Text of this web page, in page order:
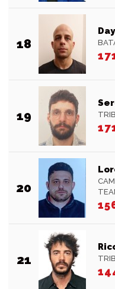
18
19
20
21